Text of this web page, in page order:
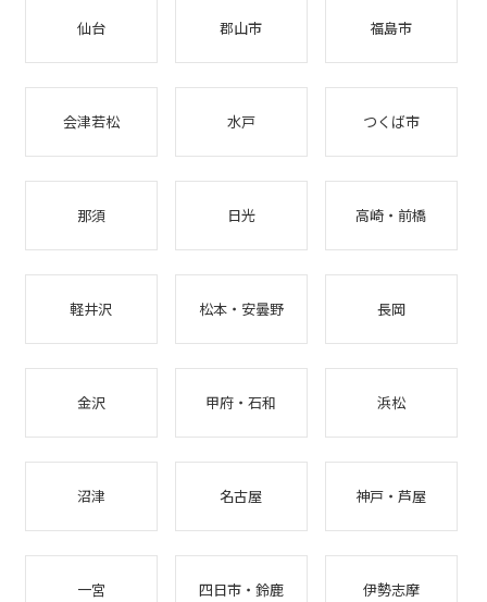
仙台 郡山市 福島市
会津若松 水戸 つくば市
那須 日光 高崎・前橋
軽井沢 松本・安曇野 長岡
金沢 甲府・石和 浜松
沼津 名古屋 神戸・芦屋
一宮 四日市・鈴鹿 伊勢志摩